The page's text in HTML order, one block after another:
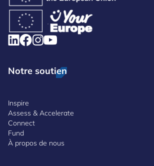
Notre soutien
Inspire
Assess & Accelerate
Connect
Fund
À propos de nous